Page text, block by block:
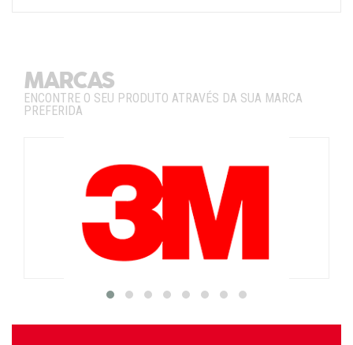
MARCAS
ENCONTRE O SEU PRODUTO ATRAVÉS DA SUA MARCA
PREFERIDA